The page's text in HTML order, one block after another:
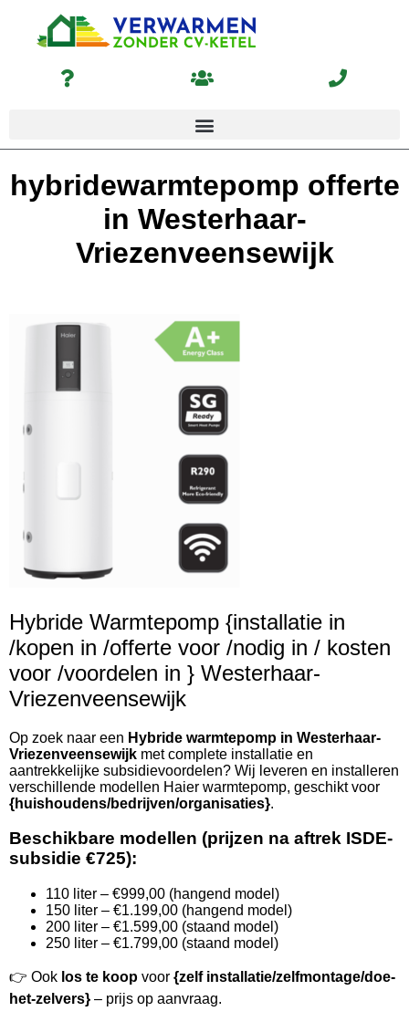
hybridewarmtepomp offerte
in Westerhaar-
Vriezenveensewijk
Hybride Warmtepomp {installatie in
/kopen in /offerte voor /nodig in / kosten
voor /voordelen in } Westerhaar-
Vriezenveensewijk
Op zoek naar een Hybride warmtepomp in Westerhaar-
Vriezenveensewijk met complete installatie en
aantrekkelijke subsidievoordelen? Wij leveren en installeren
verschillende modellen Haier warmtepomp, geschikt voor
{huishoudens/bedrijven/organisaties}.
Beschikbare modellen (prijzen na aftrek ISDE-
subsidie €725):
110 liter – €999,00 (hangend model)
150 liter – €1.199,00 (hangend model)
200 liter – €1.599,00 (staand model)
250 liter – €1.799,00 (staand model)
👉 Ook los te koop voor {zelf installatie/zelfmontage/doe-
het-zelvers} – prijs op aanvraag.